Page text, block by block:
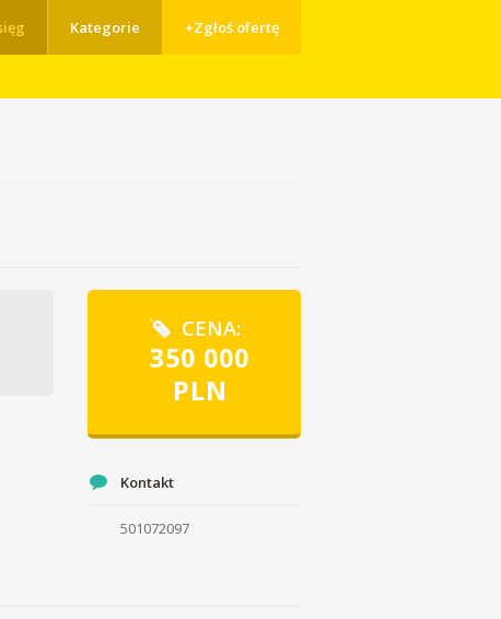
Kategorie +Zgłoś ofertę
CENA:
350 000
PLN
Kontakt
501072097